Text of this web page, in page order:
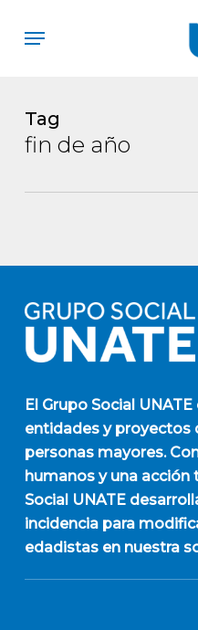
Menu
Tag
fin de año
El Grupo Social UNATE
entidades y proyectos
personas mayores.
humanos y una acción
Social UNATE
incidencia para
edadistas en nuestra